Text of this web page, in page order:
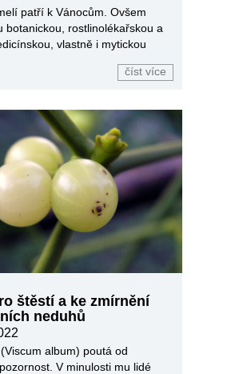
patří k Vánocům. Ovšem
botanickou, rostlinolékařskou a
vlastně i mytickou
číst více
štěstí a ke zmírnění
neduhů
album) poutá od
V minulosti mu lidé